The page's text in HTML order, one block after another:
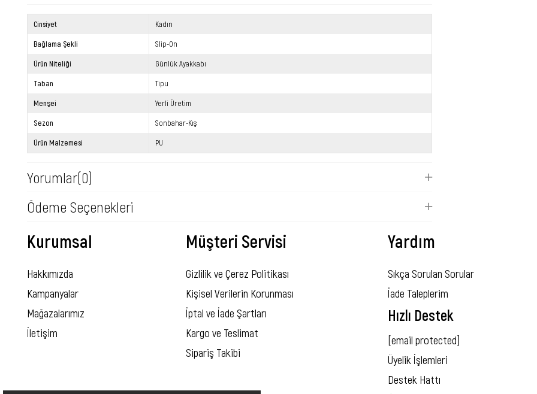
Cinsiyet Kadın
Bağlama Şekli Slip-On
Ürün Niteliği Günlük Ayakkabı
Taban Tipu
Menşei Yerli Üretim
Sezon Sonbahar-Kış
Ürün Malzemesi PU
Yorumlar(0)
Ödeme Seçenekleri
Kurumsal
Hakkımızda
Kampanyalar
Mağazalarımız
İletişim
Müşteri Servisi
Gizlilik ve Çerez Politikası
Kişisel Verilerin Korunması
İptal ve İade Şartları
Kargo ve Teslimat
Sipariş Takibi
Yardım
Sıkça Sorulan Sorular
İade Taleplerim
Hızlı Destek
[email protected]
Üyelik İşlemleri
Destek Hattı